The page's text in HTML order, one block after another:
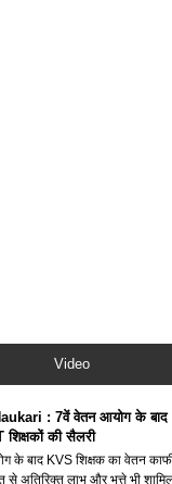
Video
: 7वें वेतन आयोग के
की सैलरी
के बाद KVS शिक्षक का वेतन
अतिरिक्त लाभ और भत्ते भी